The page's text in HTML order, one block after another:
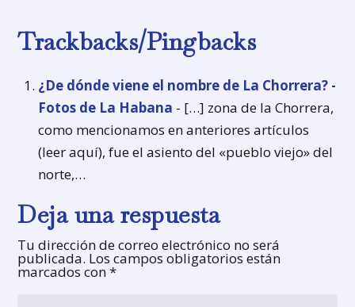
Trackbacks/Pingbacks
¿De dónde viene el nombre de La Chorrera? -
Fotos de La Habana - […] zona de la Chorrera,
como mencionamos en anteriores artículos
(leer aquí), fue el asiento del «pueblo viejo» del
norte,…
Deja una respuesta
Tu dirección de correo electrónico no será
publicada. Los campos obligatorios están
marcados con*